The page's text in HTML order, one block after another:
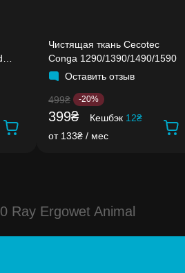
Чистящая ткань Cecotec
Conga 1290/1390/1490/1590
Оставить отзыв
499₴ -20%
399₴ Кешбэк 12₴
от 133₴ / мес
Ray Ergowet Animal